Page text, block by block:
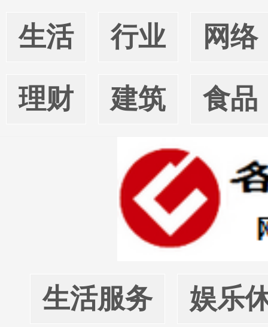
生活 行业 网络
理财 建筑 食品
生活服务 娱乐